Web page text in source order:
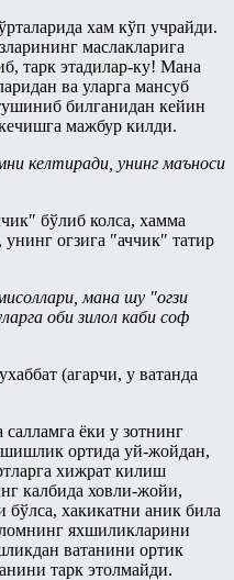
хам кўп учрайди.
маслакларига
тарк этадилар-ку! Мана
ва уларга мансуб
билганидан кейин
мажбур килди.
келтиради, унинг маъноси
бўлиб колса, хамма
огзига ″аччик″ татир
мана шу ″огзи
оби зилол каби соф
(агарчи, у ватанда
салламга ёки у зотнинг
ортида уй-жойдан,
хижрат килиш
калбида ховли-жойи,
бўлса, хакикатни аник била
яхшиликларини
ватанини ортик
тарк этолмайди.